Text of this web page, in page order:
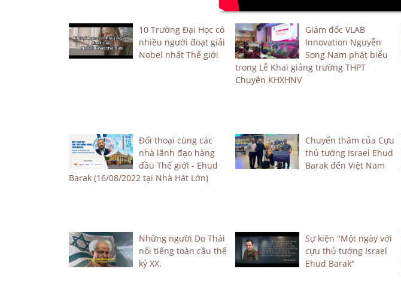
10 Trường Đại Học có
nhiều người đoạt giải
Nobel nhất Thế giới
Giám đốc VLAB
Innovation Nguyễn
Song Nam phát biểu
trong Lễ Khai giảng trường THPT
Chuyên KHXHNV
Đối thoại cùng các
nhà lãnh đạo hàng
đầu Thế giới - Ehud
Barak (16/08/2022 tại Nhà Hát Lớn)
Chuyến thăm của Cựu
thủ tướng Israel Ehud
Barak đến Việt Nam
Những người Do Thái
nổi tiếng toàn cầu thế
kỷ XX.
Sự kiện "Một ngày với
cựu thủ tướng Israel
Ehud Barak"